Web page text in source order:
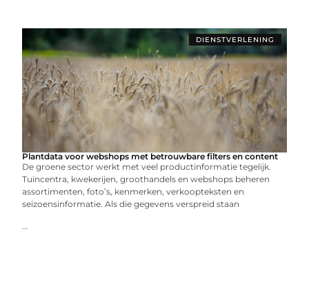
DIENSTVERLENING
Plantdata voor webshops met betrouwbare filters en content
De groene sector werkt met veel productinformatie tegelijk.
Tuincentra, kwekerijen, groothandels en webshops beheren
assortimenten, foto’s, kenmerken, verkoopteksten en
seizoensinformatie. Als die gegevens verspreid staan
...